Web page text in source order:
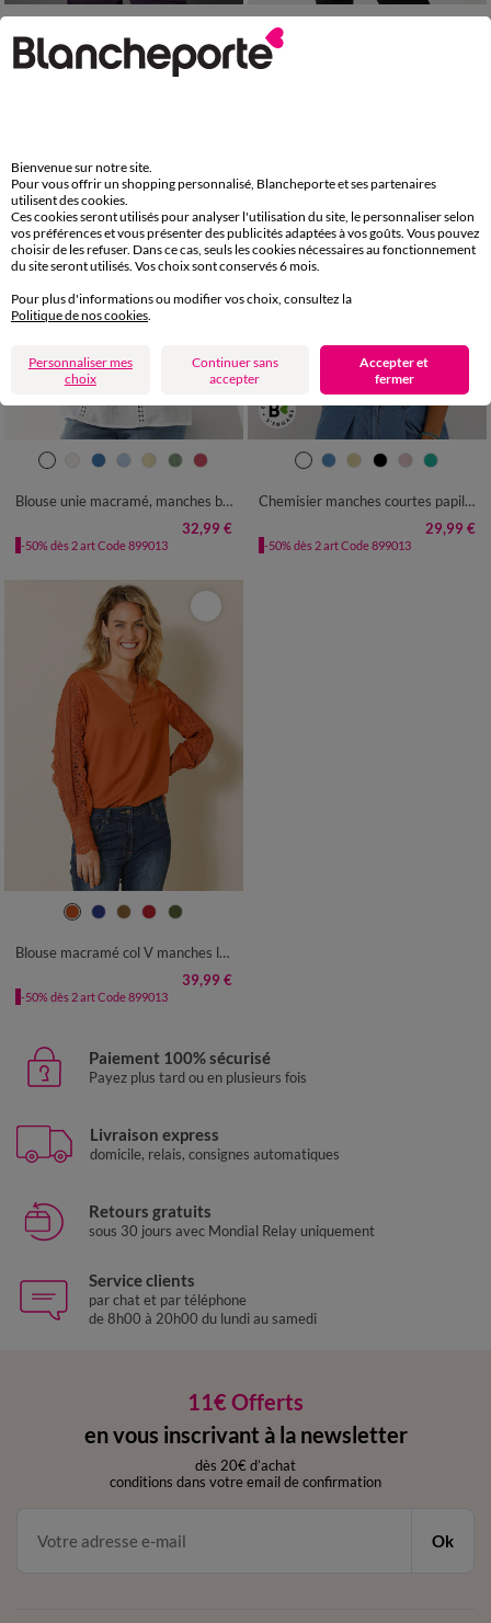
50 52 54
Chemisier volanté
36
36 40 42 44 46
48
Blouse unie macramé, manches brodées
32,99 €
-50% dès 2 art Code 899013
38 40 42 44 46
Chemisier manches courtes papillon, crépon
29,99 €
-50% dès 2 art Code 899013
38 40 42 44 46
Blouse macramé col V manches longues, crêpe fluide
39,99 €
-50% dès 2 art Code 899013
Paiement 100% sécurisé
Payez plus tard ou en plusieurs fois
Livraison express
domicile, relais, consignes automatiques
Retours gratuits
sous 30 jours avec Mondial Relay uniquement
Service clients
par chat et par téléphone
de 8h00 à 20h00 du lundi au samedi
11€ Offerts
en vous inscrivant à la newsletter
dès 20€ d’achat
conditions dans votre email de confirmation
Ok
Bienvenue sur notre site.
Pour vous offrir un shopping personnalisé, Blancheporte et ses partenaires
utilisent des cookies.
Ces cookies seront utilisés pour analyser l'utilisation du site, le personnaliser selon
vos préférences et vous présenter des publicités adaptées à vos goûts. Vous pouvez
choisir de les refuser. Dans ce cas, seuls les cookies nécessaires au fonctionnement
du site seront utilisés. Vos choix sont conservés 6 mois.
Pour plus d'informations ou modifier vos choix, consultez la
Politique de nos cookies.
Personnaliser mes
choix
Continuer sans
accepter
Accepter et
fermer